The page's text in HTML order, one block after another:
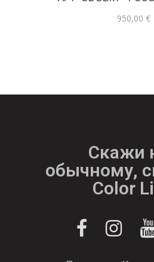
950,00 €
Скажи
обычному,
Color